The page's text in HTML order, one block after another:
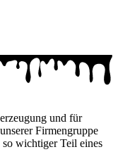
und für
Firmengruppe
so wichtiger Teil eines